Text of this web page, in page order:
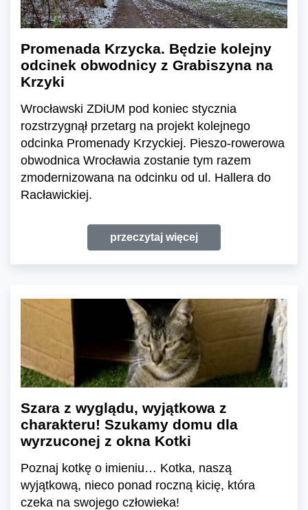
Promenada Krzycka. Będzie kolejny
odcinek obwodnicy z Grabiszyna na
Krzyki
Wrocławski ZDiUM pod koniec stycznia
rozstrzygnął przetarg na projekt kolejnego
odcinka Promenady Krzyckiej. Pieszo-rowerowa
obwodnica Wrocławia zostanie tym razem
zmodernizowana na odcinku od ul. Hallera do
Racławickiej.
przeczytaj więcej
Szara z wyglądu, wyjątkowa z
charakteru! Szukamy domu dla
wyrzuconej z okna Kotki
Poznaj kotkę o imieniu… Kotka, naszą
wyjątkową, nieco ponad roczną kicię, która
czeka na swojego człowieka!